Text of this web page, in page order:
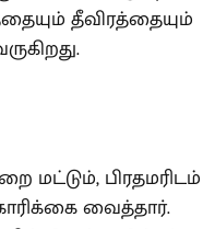
தீவிரத்தையும்
மட்டும், பிரதமரிடம்
வைத்தார்.